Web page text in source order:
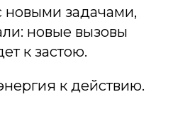
новыми задачами,
новые вызовы
к застою.
к действию.